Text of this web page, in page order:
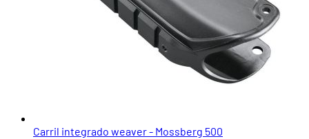
Carril integrado weaver - Mossberg 500